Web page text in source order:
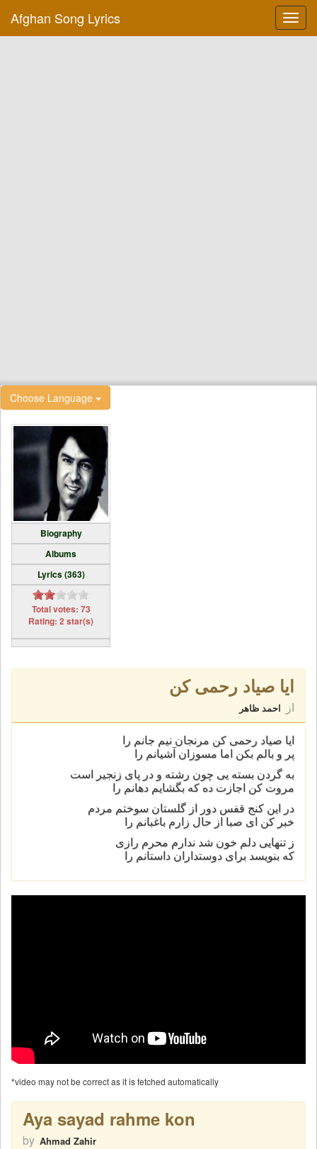
Afghan Song Lyrics
Choose Language
Biography
Albums
Lyrics (363)
Total votes: 73
Rating: 2 star(s)
ايا صياد رحمی کن
از احمد ظاهر
ايا صياد رحمی کن مرنجان نیم جانم را
پر و بالم بکن اما مسوزان آشيانم را
به گردن بسته يی چون رشته و در پای زنجير است
مروت کن اجازت ده که بگشايم دهانم را
در اين کنج قفس دور از گلستان سوختم مردم
خبر کن ای صبا از حال زارم باغبانم را
ز تنهايی دلم خون شد ندارم محرم رازی
که بنويسد برای دوستداران داستانم را
*video may not be correct as it is fetched automatically
Aya sayad rahme kon
by Ahmad Zahir